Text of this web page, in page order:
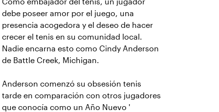
Como embajador del tenis, un jugador
debe poseer amor por el juego, una
presencia acogedora y el deseo de hacer
crecer el tenis en su comunidad local.
Nadie encarna esto como Cindy Anderson
de Battle Creek, Michigan.
Anderson comenzó su obsesión tenis
tarde en comparación con otros jugadores
que conocía como un Año Nuevo '